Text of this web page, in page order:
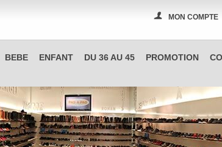
MON COMPTE
BEBE ENFANT DU 36 AU 45 PROMOTION